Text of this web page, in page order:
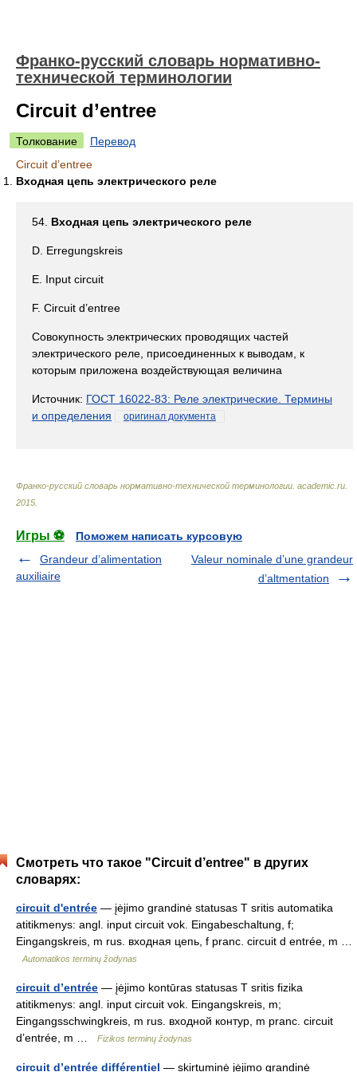
Франко-русский словарь нормативно-
технической терминологии
Circuit d’entree
Толкование
Перевод
Circuit d’entree
Входная цепь электрического реле
54. Входная цепь электрического реле
D. Erregungskreis
E. Input circuit
F. Circuit d’entree
Совокупность электрических проводящих частей
электрического реле, присоединенных к выводам, к
которым приложена воздействующая величина
Источник: ГОСТ 16022-83: Реле электрические. Термины
и определения
оригинал документа
Франко-русский словарь нормативно-технической терминологии academic.ru
2015
Игры ⚽
Поможем написать курсовую
Grandeur d’alimentation
auxiliaire
Valeur nominale d’une grandeur
d’altmentation
Смотреть что такое "Circuit d’entree" в других
словарях:
circuit d'entrée — įėjimo grandinė statusas T sritis automatika
atitikmenys: angl. input circuit vok. Eingabeschaltung, f;
Eingangskreis, m rus. входная цепь, f pranc. circuit d entrée, m …
Automatikos terminų žodynas
circuit d’entrée — įėjimo kontūras statusas T sritis fizika
atitikmenys: angl. input circuit vok. Eingangskreis, m;
Eingangsschwingkreis, m rus. входной контур, m pranc. circuit
d’entrée, m …
Fizikos terminų žodynas
circuit d’entrée différentiel — skirtuminė įėjimo grandinė